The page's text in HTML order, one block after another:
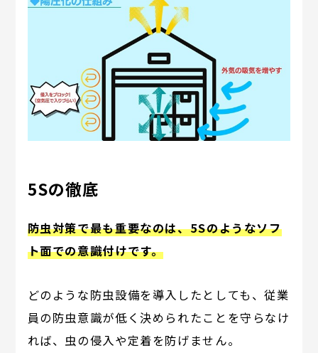
5Sの徹底
防虫対策で最も重要なのは、5Sのようなソフ
ト面での意識付けです。
どのような防虫設備を導入したとしても、従業
員の防虫意識が低く決められたことを守らなけ
れば、虫の侵入や定着を防げません。